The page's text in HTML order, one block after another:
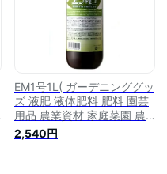
EM1号1L( ガーデニンググッ
ズ 液肥 液体肥料 肥料 園芸
用品 農業資材 家庭菜園 農
業用品 園芸 農業 資材 ガー
デニング用品 ガーデニング
2,540円